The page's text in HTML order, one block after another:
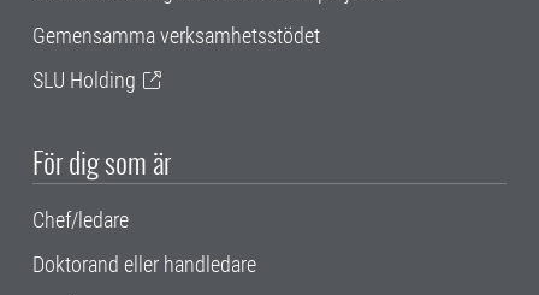
Gemensamma verksamhetsstödet
SLU Holding
För dig som är
Chef/ledare
Doktorand eller handledare